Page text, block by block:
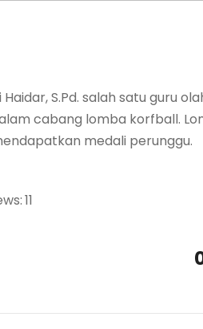
Haidar, S.Pd. salah satu guru
cabang lomba korfball.
medali perunggu.
11